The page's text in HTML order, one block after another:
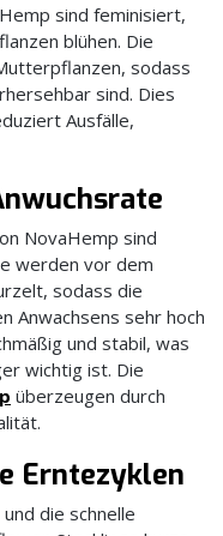
sind feminisiert,
blühen. Die
sodass
sind. Dies
Ausfälle,
NovaHemp sind
werden vor dem
sodass die
Anwachsens sehr hoch
und stabil, was
wichtig ist. Die
überzeugen durch
Erntezyklen
die schnelle